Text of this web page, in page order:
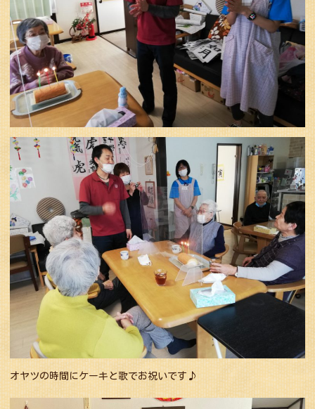
オヤツの時間にケーキと歌でお祝いです♪